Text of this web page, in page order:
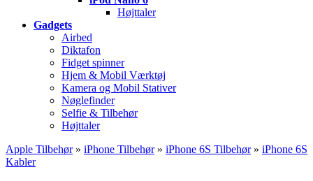
Højttaler
Gadgets
Airbed
Diktafon
Fidget spinner
Hjem & Mobil Værktøj
Kamera og Mobil Stativer
Nøglefinder
Selfie & Tilbehør
Højttaler
Apple Tilbehør» iPhone Tilbehør» iPhone 6S Tilbehør» iPhone 6S
Kabler